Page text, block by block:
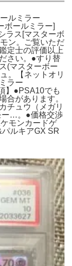
ルミラー
ボールミラー]
ラス[マスターボ
ン。ご覧いただ
定士の評価以上
さい。●すり替
(マスターボー
。【ネットオリ
ラー
】●PSA10でも
合があります。
チュウ（メガリ
ー…。●価格交渉
モンカードゲ
ルキアGX SR